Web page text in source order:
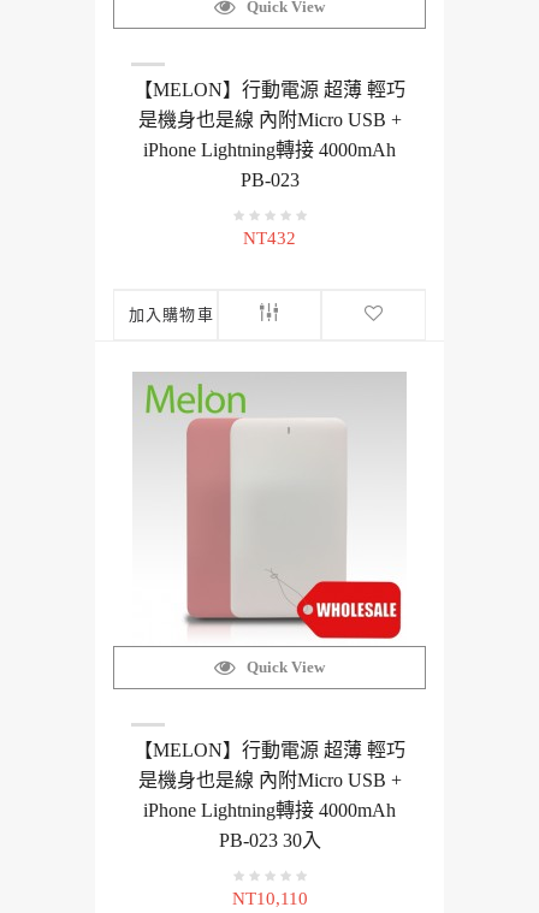
Quick View
【MELON】行動電源 超薄 輕巧
是機身也是線 內附Micro USB +
iPhone Lightning轉接 4000mAh
PB-023
NT432
加入購物車
Quick View
【MELON】行動電源 超薄 輕巧
是機身也是線 內附Micro USB +
iPhone Lightning轉接 4000mAh
PB-023 30入
NT10,110